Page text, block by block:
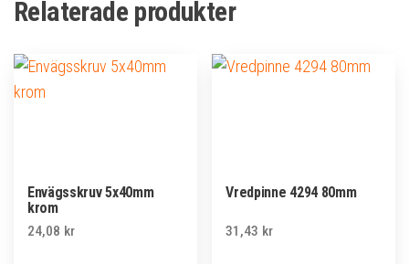
Relaterade produkter
Envägsskruv 5x40mm
krom
24,08 kr
Vredpinne 4294 80mm
31,43 kr